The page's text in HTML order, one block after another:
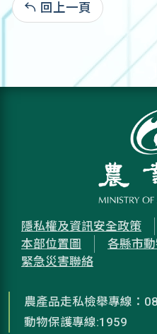
回上一頁
隱私權及資訊安全政策
本部位置圖
各縣市
緊急災害聯絡
農產品走私檢舉專線：
動物保護專線:1959